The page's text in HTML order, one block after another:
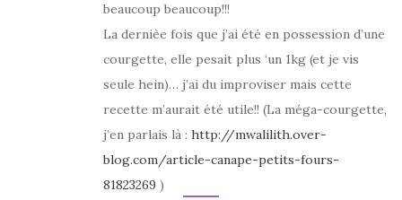
beaucoup beaucoup!!!
La dernièe fois que j’ai été en possession d’une
courgette, elle pesait plus ‘un 1kg (et je vis
seule hein)… j’ai du improviser mais cette
recette m’aurait été utile!! (La méga-courgette,
j’en parlais là : http://mwalilith.over-
blog.com/article-canape-petits-fours-
81823269 )